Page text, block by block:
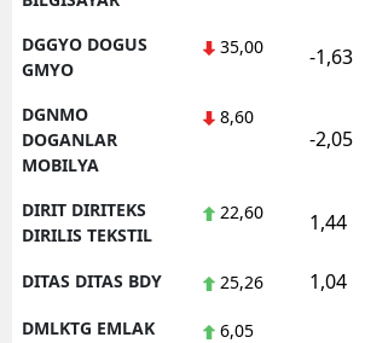
DGGYO DOGUS
GMYO
35,00 -1,63
DGNMO
DOGANLAR
MOBILYA
8,60
-2,05
DIRIT DIRITEKS
DIRILIS TEKSTIL
22,60 1,44
DITAS DITAS BDY 25,26 1,04
DMLKTG EMLAK
6,05